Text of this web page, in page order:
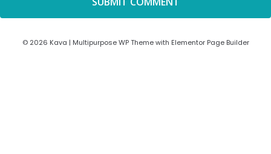
© 2026 Kava | Multipurpose WP Theme with Elementor Page Builder